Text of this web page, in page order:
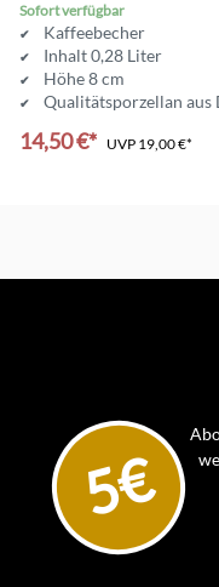
Sofort verfügbar
Kaffeebecher
Inhalt 0,28 Liter
Höhe 8 cm
Qualitätsporzellan aus
14,50 €* UVP 19,00 €*
5€